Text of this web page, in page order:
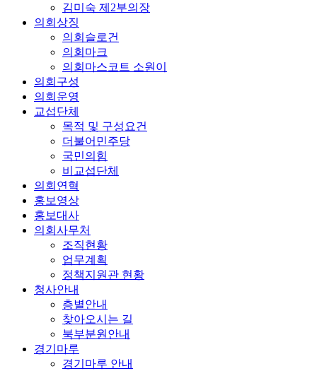
김미숙 제2부의장
의회상징
의회슬로건
의회마크
의회마스코트 소원이
의회구성
의회운영
교섭단체
목적 및 구성요건
더불어민주당
국민의힘
비교섭단체
의회연혁
홍보영상
홍보대사
의회사무처
조직현황
업무계획
정책지원관 현황
청사안내
층별안내
찾아오시는 길
북부분원안내
경기마루
경기마루 안내